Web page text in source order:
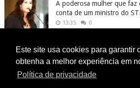
Este site usa cookies para garantir
obtenha a melhor experiência em
Política de privacidade
A poderosa mulher que faz
conta de um ministro do
13:35 0